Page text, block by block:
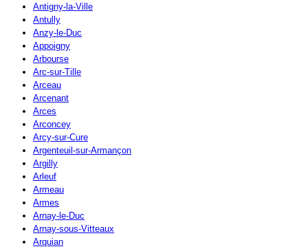
Antigny-la-Ville
Antully
Anzy-le-Duc
Appoigny
Arbourse
Arc-sur-Tille
Arceau
Arcenant
Arces
Arconcey
Arcy-sur-Cure
Argenteuil-sur-Armançon
Argilly
Arleuf
Armeau
Armes
Arnay-le-Duc
Arnay-sous-Vitteaux
Arquian